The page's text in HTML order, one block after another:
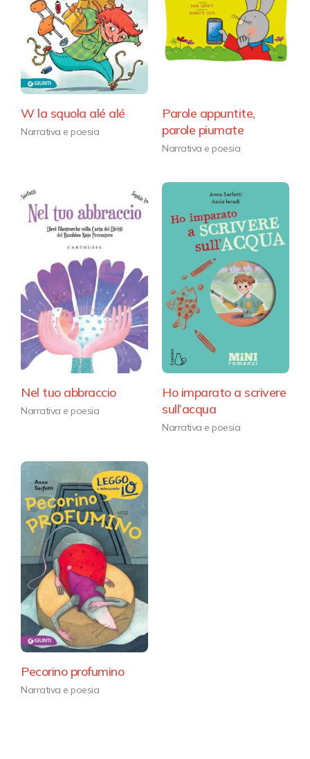
W la squola alé alé
Narrativa e poesia
Parole appuntite,
parole piumate
Narrativa e poesia
Nel tuo abbraccio
Narrativa e poesia
Ho imparato a scrivere
sull’acqua
Narrativa e poesia
Pecorino profumino
Narrativa e poesia